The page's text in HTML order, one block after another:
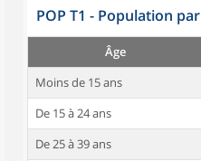
POP T1 - Population
Âge
Moins de 15 ans
De 15 à 24 ans
De 25 à 39 ans